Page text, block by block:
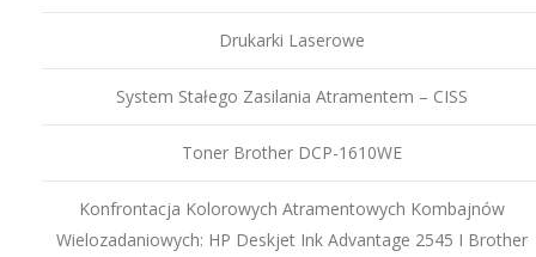
Drukarki Laserowe
System Stałego Zasilania Atramentem – CISS
Toner Brother DCP-1610WE
Konfrontacja Kolorowych Atramentowych Kombajnów
Wielozadaniowych: HP Deskjet Ink Advantage 2545 I Brother